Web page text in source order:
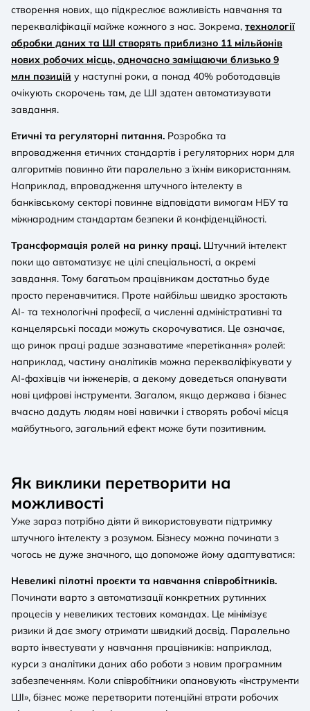
створення нових, що підкреслює важливість навчання та
перекваліфікації майже кожного з нас. Зокрема, технології
обробки даних та ШI створять приблизно 11 мільйонів
нових робочих місць, одночасно заміщаючи близько 9
млн позицій у наступні роки, а понад 40% роботодавців
очікують скорочень там, де ШI здатен автоматизувати
завдання.
Етичні та регуляторні питання. Розробка та
впровадження етичних стандартів і регуляторних норм для
алгоритмів повинно йти паралельно з їхнім використанням.
Наприклад, впровадження штучного інтелекту в
банківському секторі повинне відповідати вимогам НБУ та
міжнародним стандартам безпеки й конфіденційності.
Трансформація ролей на ринку праці. Штучний інтелект
поки що автоматизує не цілі спеціальності, а окремі
завдання. Тому багатьом працівникам достатньо буде
просто перенавчитися. Проте найбільш швидко зростають
AI- та технологічні професії, а численні адміністративні та
канцелярські посади можуть скорочуватися. Це означає,
що ринок праці радше зазнаватиме «перетікання» ролей:
наприклад, частину аналітиків можна перекваліфікувати у
AI-фахівців чи інженерів, а декому доведеться опанувати
нові цифрові інструменти. Загалом, якщо держава і бізнес
вчасно дадуть людям нові навички і створять робочі місця
майбутнього, загальний ефект може бути позитивним.
Як виклики перетворити на
можливості
Уже зараз потрібно діяти й використовувати підтримку
штучного інтелекту з розумом. Бізнесу можна починати з
чогось не дуже значного, що допоможе йому адаптуватися:
Невеликі пілотні проєкти та навчання співробітників.
Починати варто з автоматизації конкретних рутинних
процесів у невеликих тестових командах. Це мінімізує
ризики й дає змогу отримати швидкий досвід. Паралельно
варто інвестувати у навчання працівників: наприклад,
курси з аналітики даних або роботи з новим програмним
забезпеченням. Коли співробітники опановують «інструменти
ШІ», бізнес може перетворити потенційні втрати робочих